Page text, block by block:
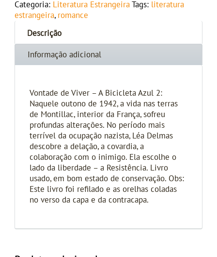
Categoria: Literatura Estrangeira Tags: literatura
estrangeira, romance
Descrição
Informação adicional
Vontade de Viver – A Bicicleta Azul 2:
Naquele outono de 1942, a vida nas terras
de Montillac, interior da França, sofreu
profundas alterações. No período mais
terrível da ocupação nazista, Léa Delmas
descobre a delação, a covardia, a
colaboração com o inimigo. Ela escolhe o
lado da liberdade – a Resistência. Livro
usado, em bom estado de conservação. Obs:
Este livro foi refilado e as orelhas coladas
no verso da capa e da contracapa.